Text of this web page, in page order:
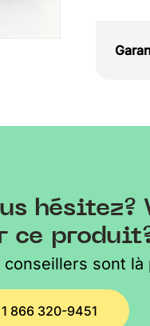
hésitez?
ce
conseillers sont là
1 866 320-9451